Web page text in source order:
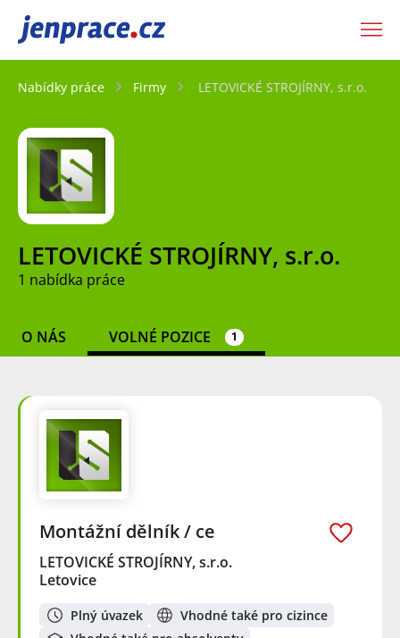
JenPráce.cz
Nabídky práce Firmy LETOVICKÉ STROJÍRNY, s.r.o.
LETOVICKÉ STROJÍRNY, s.r.o.
1 nabídka práce
O NÁS VOLNÉ POZICE 1
Montážní dělník / ce
LETOVICKÉ STROJÍRNY, s.r.o.
Letovice
Plný úvazek
Vhodné také pro cizince